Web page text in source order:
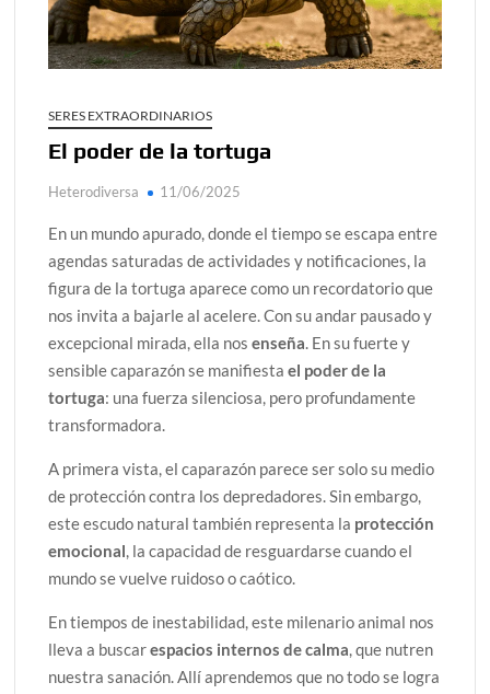
alcanzar
Día de Independencia 2026: de Patria Boba a Colombia
¿Podemos comunicarnos con seres de otros planos o
mundos?
Salud mental digital: cómo frenar la ansiedad que
Denuncia por violencia sexual en Colombia: así avanza
sagrada?
SERES EXTRAORDINARIOS
El poder de la tortuga
Heterodiversa 11/06/2025
En un mundo apurado, donde el tiempo se escapa entre
agendas saturadas de actividades y notificaciones, la
figura de la tortuga aparece como un recordatorio que
nos invita a bajarle al acelere. Con su andar pausado y
excepcional mirada, ella nosenseña. En su fuerte y
sensible caparazón se manifiestael poder de la
tortuga: una fuerza silenciosa, pero profundamente
transformadora.
A primera vista, el caparazón parece ser solo su medio
de protección contra los depredadores. Sin embargo,
este escudo natural también representa la protección
emocional, la capacidad de resguardarse cuando el
mundo se vuelve ruidoso o caótico.
En tiempos de inestabilidad, este milenario animal nos
lleva a buscarespacios internos de calma, que nutren
nuestra sanación. Allí aprendemos que no todo se logra